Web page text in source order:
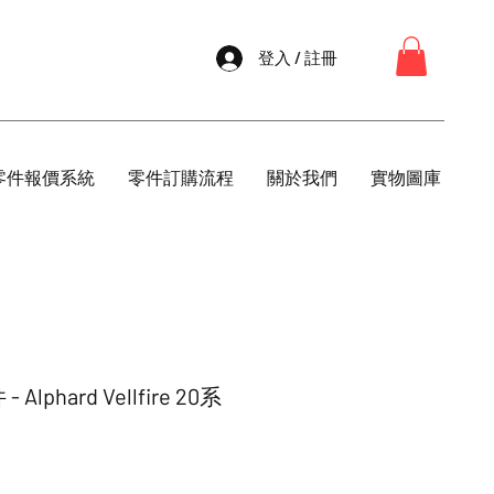
登入 / 註冊
件報價系統 零件訂購流程 關於我們 實物圖庫
- Alphard Vellfire 20系